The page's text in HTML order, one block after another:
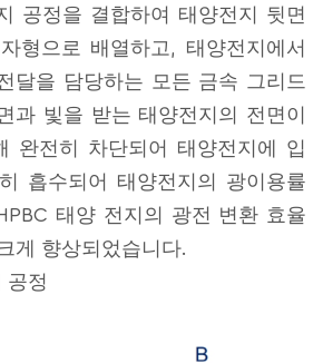
공정을 결합하여 태양전지 뒷면
형으로 배열하고, 태양전지에서
달을 담당하는 모든 금속 그리드
과 빛을 받는 태양전지의 전면이
완전히 차단되어 태양전지에 입
흡수되어 태양전지의 광이용률
태양 전지의 광전 변환 효율
게 향상되었습니다.
공정